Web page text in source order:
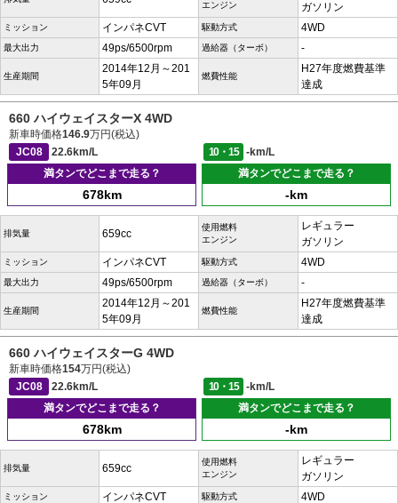
エンジン
ガソリン
ミッション インパネCVT 駆動方式 4WD
最大出力 49ps/6500rpm 過給器（ターボ） -
生産期間
2014年12月～201
5年09月
燃費性能
H27年度燃費基準
達成
660 ハイウェイスターX 4WD
新車時価格146.9万円(税込)
JC08
22.6km/L 10・15
-km/L
満タンでどこまで走る？
678km
満タンでどこまで走る？
-km
排気量 659cc
使用燃料
エンジン
レギュラー
ガソリン
ミッション インパネCVT 駆動方式 4WD
最大出力 49ps/6500rpm 過給器（ターボ） -
生産期間
2014年12月～201
5年09月
燃費性能
H27年度燃費基準
達成
660 ハイウェイスターG 4WD
新車時価格154万円(税込)
JC08
22.6km/L 10・15
-km/L
満タンでどこまで走る？
678km
満タンでどこまで走る？
-km
排気量 659cc
使用燃料
エンジン
レギュラー
ガソリン
ミッション インパネCVT 駆動方式 4WD